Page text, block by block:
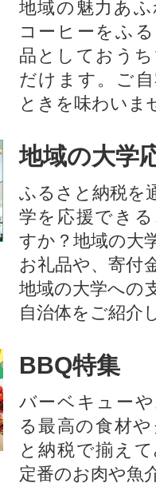
地域の魅力あ
コーヒーをふ
品としておう
だけます。ご
ときを味わいま
地域の大学
ふるさと納税を
学を応援でき
すか？地域の大
お礼品や、寄付
地域の大学への
自治体をご紹介
BBQ特集
バーベキュー
る最高の食材
と納税で揃え
定番のお肉や魚